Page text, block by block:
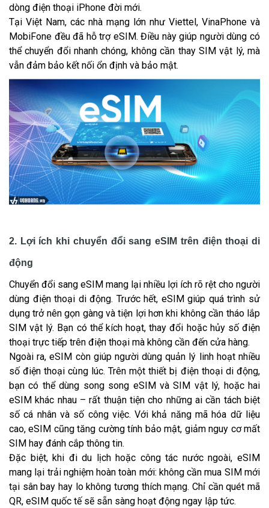
dòng điện thoại iPhone đời mới.
Tại Việt Nam, các nhà mạng lớn như Viettel, VinaPhone và
MobiFone đều đã hỗ trợ eSIM. Điều này giúp người dùng có
thể chuyển đổi nhanh chóng, không cần thay SIM vật lý, mà
vẫn đảm bảo kết nối ổn định và bảo mật.
2. Lợi ích khi chuyển đổi sang eSIM trên điện thoại di
động
Chuyển đổi sang eSIM mang lại nhiều lợi ích rõ rệt cho người
dùng điện thoại di động. Trước hết, eSIM giúp quá trình sử
dụng trở nên gọn gàng và tiện lợi hơn khi không cần tháo lắp
SIM vật lý. Bạn có thể kích hoạt, thay đổi hoặc hủy số điện
thoại trực tiếp trên điện thoại mà không cần đến cửa hàng.
Ngoài ra, eSIM còn giúp người dùng quản lý linh hoạt nhiều
số điện thoại cùng lúc. Trên một thiết bị điện thoại di động,
bạn có thể dùng song song eSIM và SIM vật lý, hoặc hai
eSIM khác nhau – rất thuận tiện cho những ai cần tách biệt
số cá nhân và số công việc. Với khả năng mã hóa dữ liệu
cao, eSIM cũng tăng cường tính bảo mật, giảm nguy cơ mất
SIM hay đánh cắp thông tin.
Đặc biệt, khi đi du lịch hoặc công tác nước ngoài, eSIM
mang lại trải nghiệm hoàn toàn mới: không cần mua SIM mới
tại sân bay hay lo không tương thích mạng. Chỉ cần quét mã
QR, eSIM quốc tế sẽ sẵn sàng hoạt động ngay lập tức.